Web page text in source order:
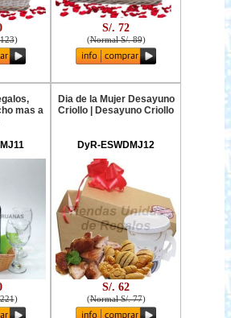
)
S/. 72
(Normal S/. 89)
mas a
)
Dia de la Mujer Desayuno
Criollo | Desayuno Criollo
DyR-ESWDMJ12
S/. 62
(Normal S/. 77)